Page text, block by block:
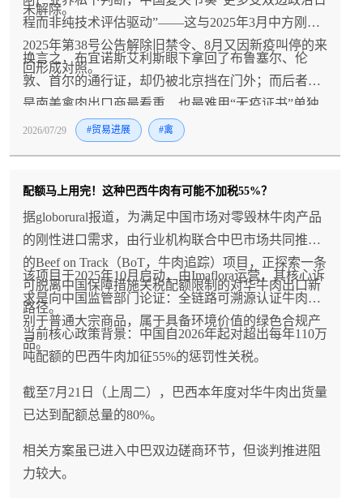
未解除。
程而非纯技术评估驱动”——这与2025年3月中方刚以
2025年第38号公告解除旧禁令、8月又因新疫叫停的来
回形成对照。
换言之，布宜诺斯艾利斯眼下拿回了布鲁塞尔、伦
敦、首尔的通行证，却仍被北京挡在门外；而后者恰
是南美禽肉出口商最看重、也最难用“无疫证书”单独
撬动的市场。
2026/07/29 #贸易进展 #禽
配额马上用完！这种巴西牛肉有可能不加税55%？
据globorural报道，为满足中国市场对零毁林牛肉产品
的刚性进口需求，由行业机构联合中巴市场共同推进
的Beef on Track（BoT，牛肉追踪）项目，正探索一条
可脱离中国保障措施关税配额限制的对华牛肉出口新
路径。
该项目于2025年10月启动，由Imaflora运营，其核心诉
求是向中国监管部门论证：全链路可溯源认证牛肉区
别于普通大宗商品，属于具备环境价值的绿色合规产
品。
当前核心政策背景：中国自2026年起对超出每年110万
吨配额的巴西牛肉加征55%的惩罚性关税。
截至7月21日（上周二），巴西本年度对华牛肉出货量
已达到配额总量的80%。
相关方案虽已进入中巴双边磋商环节，但谈判推进阻
力较大。